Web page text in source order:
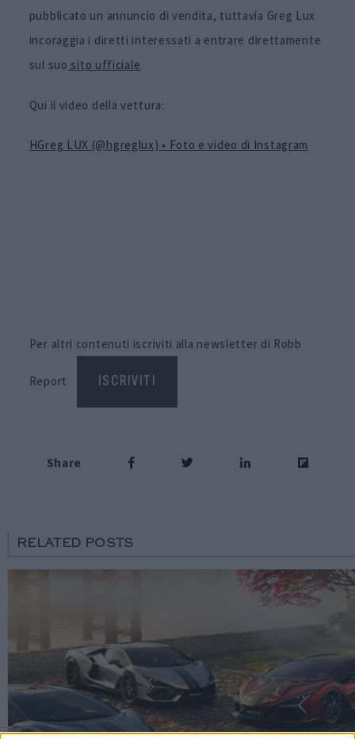
pubblicato un annuncio di vendita, tuttavia Greg Lux
incoraggia i diretti interessati a entrare direttamente
sul suo sito ufficiale.
Qui il video della vettura:
HGreg LUX (@hgreglux) • Foto e video di Instagram
Per altri contenuti iscriviti alla newsletter di Robb
Report ISCRIVITI
Share
RELATED POSTS